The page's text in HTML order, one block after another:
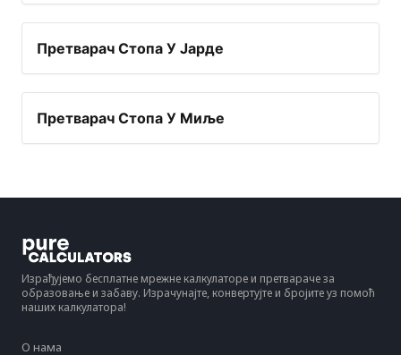
Претварач Стопа У Јарде
Претварач Стопа У Миље
Израђујемо бесплатне мрежне калкулаторе и претвараче за
образовање и забаву. Израчунајте, конвертујте и бројите уз помоћ
наших калкулатора!
О нама